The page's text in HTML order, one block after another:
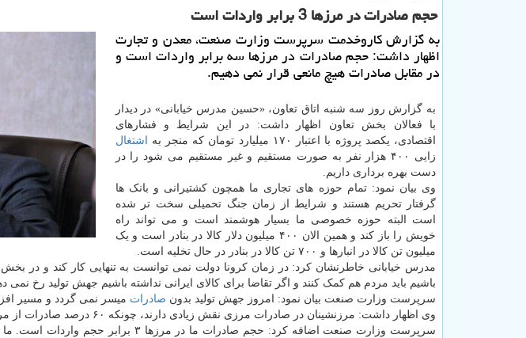
حجم صادرات در مرزها 3 برابر واردات است
به گزارش كاروخدمت سرپرست وزارت صنعت، معدن و تجارت
اظهار داشت: حجم صادرات در مرزها سه برابر واردات است و
در مقابل صادرات هیچ مانعی قرار نمی دهیم.
به گزارش روز سه شنبه اتاق تعاون، «حسین مدرس خیابانی» در دیدار
با فعالان بخش تعاون اظهار داشت: در این شرایط و فشارهای
اقتصادی، یکصد پروژه با اعتبار ۱۷۰ میلیارد تومان که منجر به
اشتغال
زایی ۴۰۰ هزار نفر به صورت مستقیم و غیر مستقیم می شود را در
دست بهره برداری داریم.
وی بیان نمود: تمام حوزه های تجاری ما همچون کشتیرانی و بانک ها
گرفتار تحریم هستند و شرایط از زمان جنگ تحمیلی سخت تر شده
است البته حوزه خصوصی ما بسیار هوشمند است و می تواند راه
خویش را باز کند و همین الان ۴۰۰ میلیون دلار کالا در بنادر است و یک
میلیون تن کالا در انبارها و ۷۰۰ تن کالا در بنادر در حال تخلیه است.
مدرس خیابانی خاطرنشان کرد: در زمان کرونا دولت نمی توانست به تنهایی کار کند و در
باشیم باید مردم هم کمک کنند و اگر تقاضا برای کالای ایرانی نداشته باشیم جهش تولید رخ نمی
سرپرست وزارت صنعت بیان نمود: امروز جهش تولید بدون صادرات میسر نمی گردد و مسیر
وی اظهار داشت: مرزنشینان در صادرات مرزی نقش زیادی دارند، چونکه ۶۰ درصد صادرات از مرزها انجام می شود.
سرپرست وزارت صنعت اضافه کرد: حجم صادرات ما